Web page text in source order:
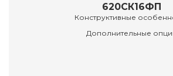
620СК16ФП
Конструктивные
Дополнительные